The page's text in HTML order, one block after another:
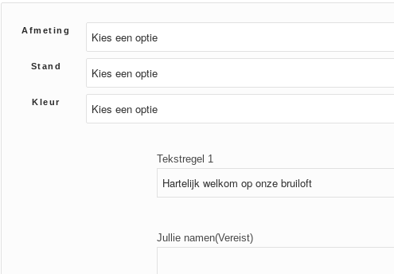
Afmeting
Stand
Kleur
Tekstregel 1
Jullie namen(Vereist)